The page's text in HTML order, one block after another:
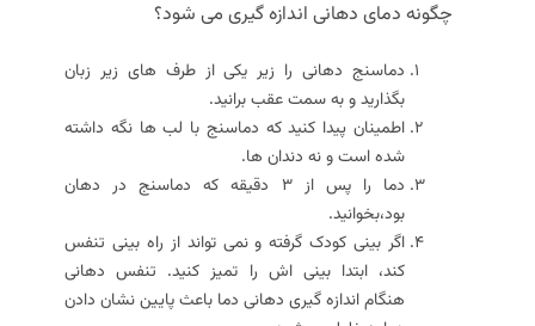
چگونه دمای دهانی اندازهگیری می شود؟
دماسنج دهانی را زیر یکی از طرف های زیر زبان
بگذارید و به سمت عقب برانید.
اطمینان پیدا کنید که دماسنج با لب ها نگه داشته
شده است و نه دندان ها.
دما را پس از 3 دقیقه که دماسنج در دهان
بود،بخوانید.
اگر بینی کودک گرفته و نمی تواند از راه بینی تنفس
کند، ابتدا بینی اش را تمیز کنید. تنفس دهانی
هنگام اندازه گیری دهانی دما باعث پایین نشان دادن